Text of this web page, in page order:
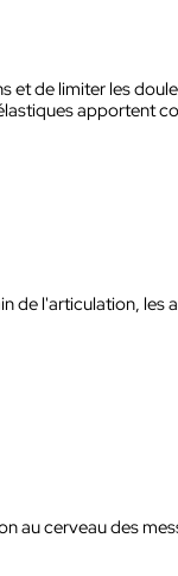
et de limiter les
apportent
de l'articulation, les
au cerveau des